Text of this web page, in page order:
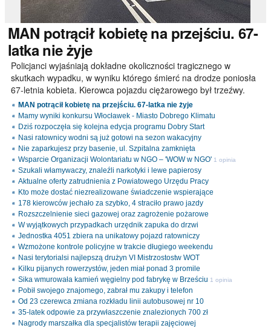
MAN potrącił kobietę na przejściu. 67-
latka nie żyje
Policjanci wyjaśniają dokładne okoliczności tragicznego w
skutkach wypadku, w wyniku którego śmierć na drodze poniosła
67-letnia kobieta. Kierowca pojazdu ciężarowego był trzeźwy.
MAN potrącił kobietę na przejściu. 67-latka nie żyje
Mamy wyniki konkursu Włocławek - Miasto Dobrego Klimatu
Dziś rozpoczęła się kolejna edycja programu Dobry Start
Nasi ratownicy wodni są już gotowi na sezon wakacyjny
Nie zaparkujesz przy basenie, ul. Szpitalna zamknięta
Wsparcie Organizacji Wolontariatu w NGO – 'WOW w NGO' 1 opinia
Szukali włamywaczy, znaleźli narkotyki i lewe papierosy
Aktualne oferty zatrudnienia z Powiatowego Urzędu Pracy
Kto może dostać niezrealizowane świadczenie wspierające
178 kierowców jechało za szybko, 4 straciło prawo jazdy
Rozszczelnienie sieci gazowej oraz zagrożenie pożarowe
W wyjątkowych przypadkach urzędnik zapuka do drzwi
Jednostka 4051 zbiera na unikatowy pojazd ratowniczy
Wzmożone kontrole policyjne w trakcie długiego weekendu
Nasi terytorialsi najlepszą drużyn VI Mistrzostostw WOT
Kilku pijanych rowerzystów, jeden miał ponad 3 promile
Sika wmurowała kamień węgielny pod fabrykę w Brześciu 1 opinia
Pobił swojego znajomego, zabrał mu zakupy i telefon
Od 23 czerewca zmiana rozkładu linii autobusowej nr 10
35-latek odpowie za przywłaszczenie znalezionych 700 zł
Nagrody marszałka dla specjalistów terapii zajęciowej